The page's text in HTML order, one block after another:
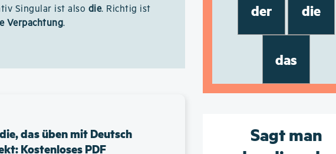
Singular ist also die. Richtig ist
Verpachtung.
das üben mit Deutsch
Kostenloses PDF
der die
das
Sagt man